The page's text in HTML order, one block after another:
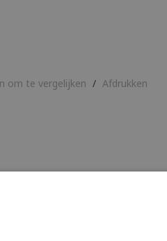
om te vergelijken / Afdrukken